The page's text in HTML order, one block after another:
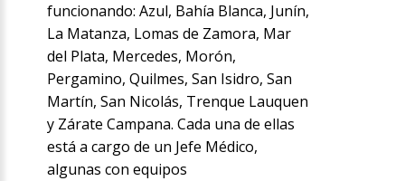
funcionando: Azul, Bahía Blanca, Junín,
La Matanza, Lomas de Zamora, Mar
del Plata, Mercedes, Morón,
Pergamino, Quilmes, San Isidro, San
Martín, San Nicolás, Trenque Lauquen
y Zárate Campana. Cada una de ellas
está a cargo de un Jefe Médico,
algunas con equipos